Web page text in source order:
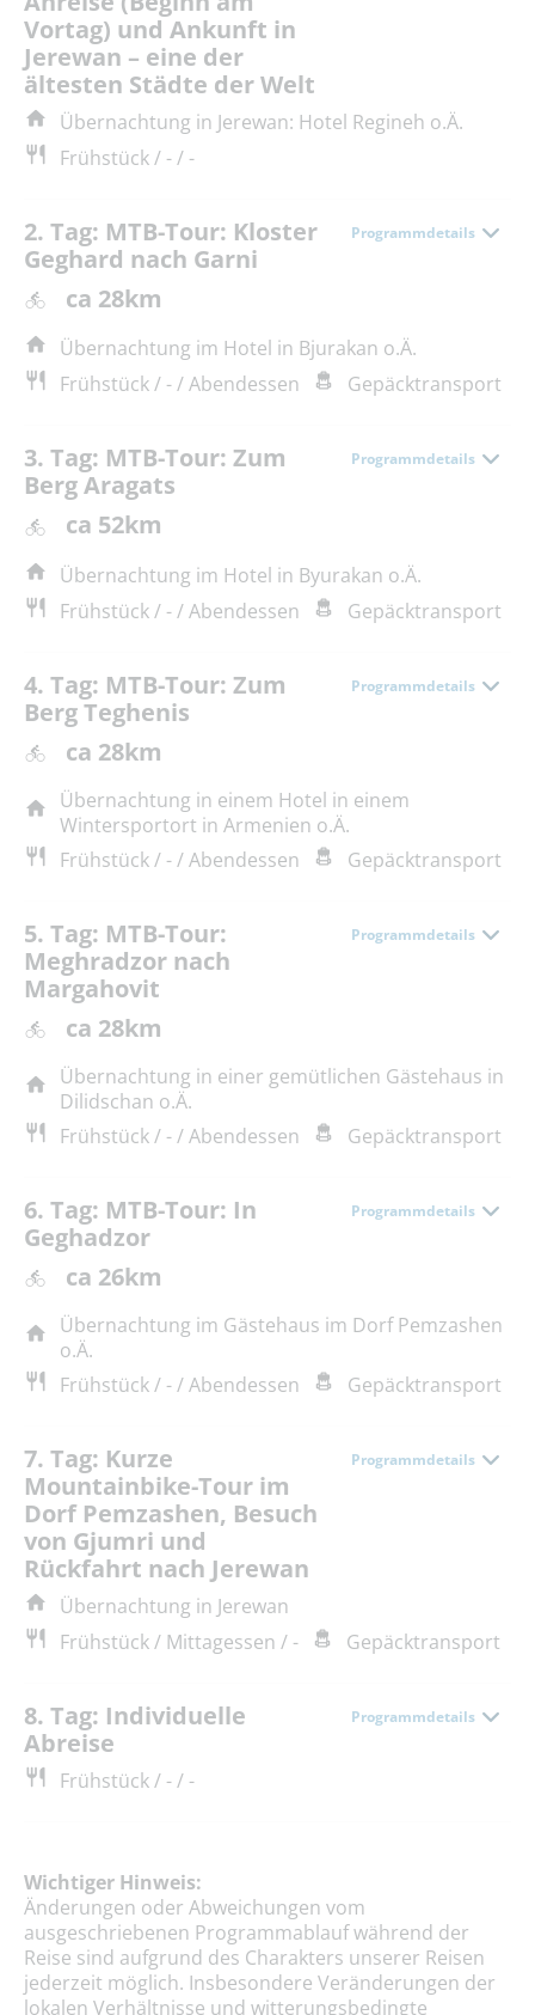
Vortag) und Ankunft in
Jerewan – eine der
ältesten Städte der Welt
Übernachtung in Jerewan: Hotel Regineh o.Ä.
Frühstück / - / -
2. Tag: MTB-Tour: Kloster
Geghard nach Garni
Programmdetails
ca 28km
Übernachtung im Hotel in Bjurakan o.Ä.
Frühstück / - / Abendessen
Gepäcktransport
3. Tag: MTB-Tour: Zum
Berg Aragats
Programmdetails
ca 52km
Übernachtung im Hotel in Byurakan o.Ä.
Frühstück / - / Abendessen
Gepäcktransport
4. Tag: MTB-Tour: Zum
Berg Teghenis
Programmdetails
ca 28km
Übernachtung in einem Hotel in einem
Wintersportort in Armenien o.Ä.
Frühstück / - / Abendessen
Gepäcktransport
5. Tag: MTB-Tour:
Meghradzor nach
Margahovit
Programmdetails
ca 28km
Übernachtung in einer gemütlichen Gästehaus in
Dilidschan o.Ä.
Frühstück / - / Abendessen
Gepäcktransport
6. Tag: MTB-Tour: In
Geghadzor
Programmdetails
ca 26km
Übernachtung im Gästehaus im Dorf Pemzashen
o.Ä.
Frühstück / - / Abendessen
Gepäcktransport
7. Tag: Kurze
Mountainbike-Tour im
Dorf Pemzashen, Besuch
von Gjumri und
Rückfahrt nach Jerewan
Programmdetails
Übernachtung in Jerewan
Frühstück / Mittagessen / -
Gepäcktransport
8. Tag: Individuelle
Abreise
Programmdetails
Frühstück / - / -
Wichtiger Hinweis:
Änderungen oder Abweichungen vom
ausgeschriebenen Programmablauf während der
Reise sind aufgrund des Charakters unserer Reisen
jederzeit möglich. Insbesondere Veränderungen der
lokalen Verhältnisse und witterungsbedingte